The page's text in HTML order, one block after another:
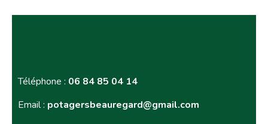
Téléphone : 06 84 85 04 14
Email : potagersbeauregard@gmail.com